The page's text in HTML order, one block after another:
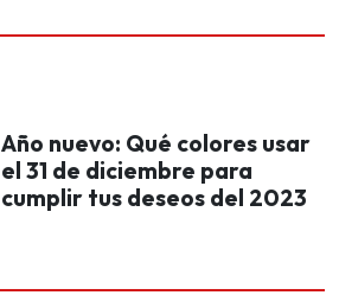
Año nuevo: Qué colores usar
el 31 de diciembre para
cumplir tus deseos del 2023